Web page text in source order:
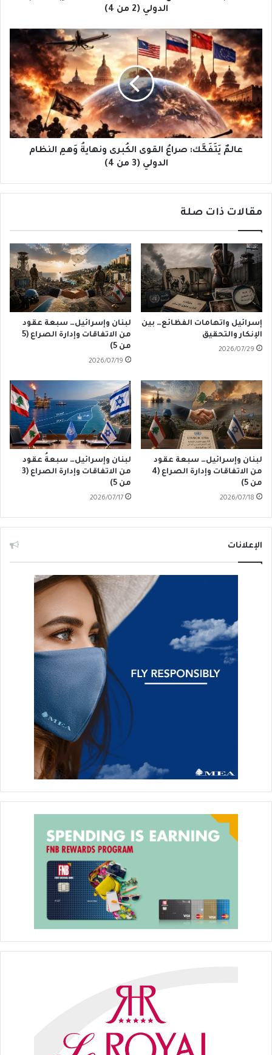
الدولي (2 من 4)
عالمٌ
يَتَفَكَّك:
صراعُ
القوى
الكُبرى
ونهايةُ
وَهمِ
النظام
الدولي
عالمٌ يَتَفَكَّك: صراعُ القوى الكُبرى ونهايةُ وَهمِ النظام
الدولي (3 من 4)
مقالات ذات صلة
إسرائيل واتهامات الفظائع… بين
الإنكار والتحقيق
2026/07/29
لبنان وإسرائيل… سبعة عقود
من الاتفاقات وإدارة الصراع (5
من 5)
2026/07/19
لبنان وإسرائيل… سبعة عقود
من الاتفاقات وإدارة الصراع (4
من 5)
2026/07/18
لبنان وإسرائيل… سبعةُ عقود
من الاتفاقات وإدارة الصراع (3
من 5)
2026/07/17
الإعلانات